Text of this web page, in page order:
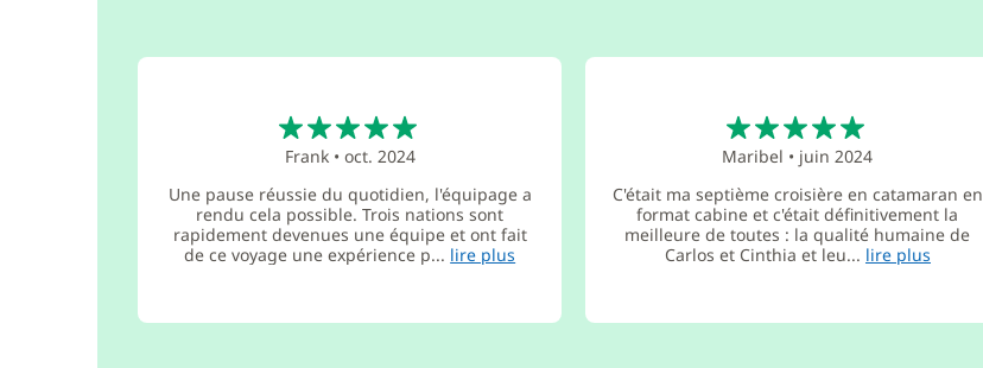
Frank• oct. 2024
Une pause réussie du quotidien, l'équipage a
rendu cela possible. Trois nations sont
rapidement devenues une équipe et ont fait
de ce voyage une expérience p... lire plus
Maribel • juin 2024
C'était ma septième croisière en catamaran en
format cabine et c'était définitivement la
meilleure de toutes : la qualité humaine de
Carlos et Cinthia et leu... lire plus